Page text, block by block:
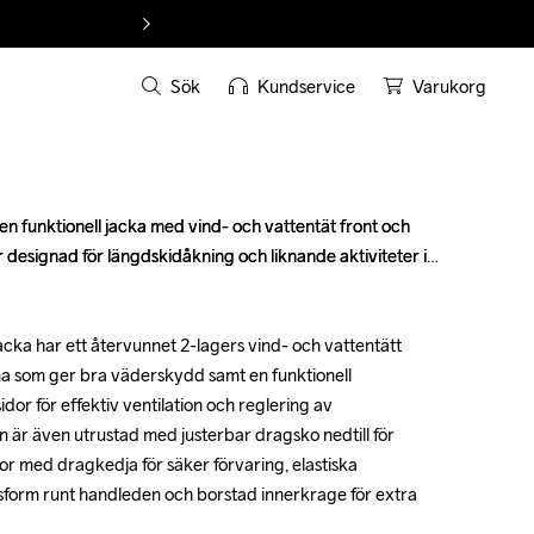
Sök Kundservice Varukorg
funktionell jacka med vind- och vattentät front och
för längdskidåkning och liknande aktiviteter i
har ett återvunnet 2-lagers vind- och vattentätt
som ger bra väderskydd samt en funktionell
för effektiv ventilation och reglering av
är även utrustad med justerbar dragsko nedtill för
med dragkedja för säker förvaring, elastiska
runt handleden och borstad innerkrage för extra
funktionell jacka med vind- och vattentät front och
för längdskidåkning och liknande aktiviteter i
har ett återvunnet 2-lagers vind- och vattentätt
som ger bra väderskydd samt en funktionell
för effektiv ventilation och reglering av
är även utrustad med justerbar dragsko nedtill för
med dragkedja för säker förvaring, elastiska
runt handleden och borstad innerkrage för extra